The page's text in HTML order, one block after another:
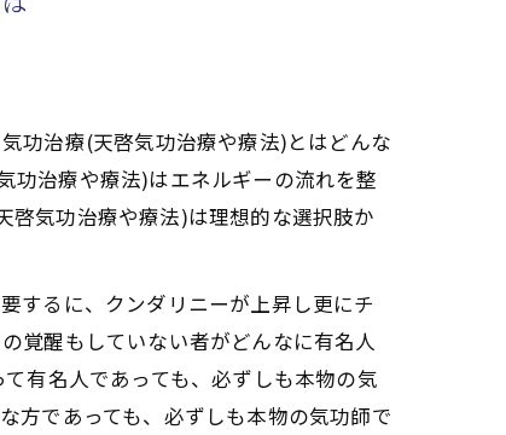
功治療(天啓気功治療や療法)とはどんな
功治療や療法)はエネルギーの流れを整
啓気功治療や療法)は理想的な選択肢か
するに、クンダリニーが上昇し更にチ
覚醒もしていない者がどんなに有名人
有名人であっても、必ずしも本物の気
方であっても、必ずしも本物の気功師で